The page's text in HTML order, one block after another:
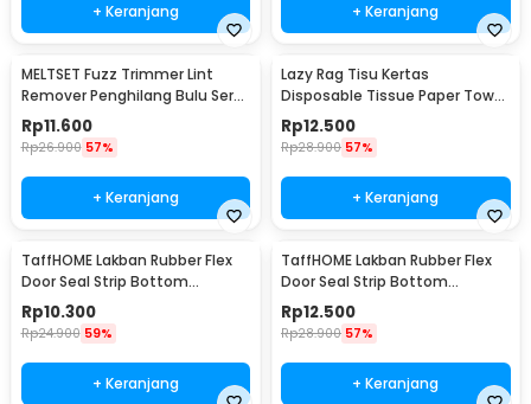
+ Keranjang + Keranjang
MELTSET Fuzz Trimmer Lint
Remover Penghilang Bulu Serat
Kain - CV8805
Rp11.600
Rp26.900 57%
+ Keranjang
Lazy Rag Tisu Kertas
Disposable Tissue Paper Towel
1 Roll (50 Helai) - MB104P
Rp12.500
Rp28.900 57%
+ Keranjang
TaffHOME Lakban Rubber Flex
Door Seal Strip Bottom
Waterproof 25mmx5M - TP39
Rp10.300
Rp24.900 59%
+ Keranjang
TaffHOME Lakban Rubber Flex
Door Seal Strip Bottom
Waterproof 35mmx5M - TP39
Rp12.500
Rp28.900 57%
+ Keranjang